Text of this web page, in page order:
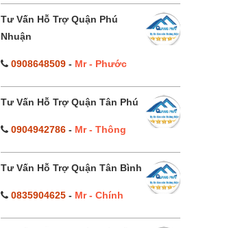
Tư Vấn Hỗ Trợ Quận Phú
Nhuận
0908648509- Mr - Phước
Tư Vấn Hỗ Trợ Quận Tân Phú
0904942786- Mr - Thông
Tư Vấn Hỗ Trợ Quận Tân Bình
0835904625- Mr - Chính